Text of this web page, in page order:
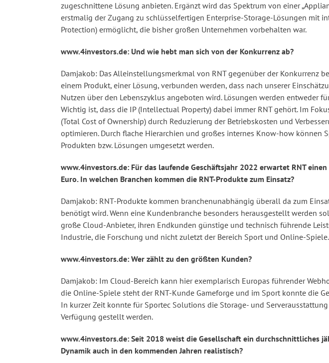
zugeschnittene Lösung anbieten. Ergänzt wird das Spektrum von einer
erstmalig der Zugang zu schlüsselfertigen Enterprise-Storage-Lösungen mit
Protection) ermöglicht, die bisher großen Unternehmen vorbehalten war.
www.4investors.de: Und wie hebt man sich von der Konkurrenz ab?
Damjakob: Das Alleinstellungsmerkmal von RNT gegenüber der Konkurrenz
einem Produkt, einer Lösung, verbunden werden, dass nach unserer
Nutzen über den Lebenszyklus angeboten wird. Lösungen werden entweder
Wichtig ist, dass die IP (Intellectual Property) dabei immer RNT gehört. Im
(Total Cost of Ownership) durch Reduzierung der Betriebskosten und
optimieren. Durch flache Hierarchien und großes internes Know-how
Produkten bzw. Lösungen umgesetzt werden.
www.4investors.de: Für das laufende Geschäftsjahr 2022 erwartet RNT
Euro. In welchen Branchen kommen die RNT-Produkte zum Einsatz?
Damjakob: RNT-Produkte kommen branchenunabhängig überall da zum
benötigt wird. Wenn eine Kundenbranche besonders herausgestellt werden
große Cloud-Anbieter, ihren Endkunden günstige und technisch führende
Industrie, die Forschung und nicht zuletzt der Bereich Sport und Online-Spiele.
www.4investors.de: Wer zählt zu den größten Kunden?
Damjakob: Im Cloud-Bereich kann hier exemplarisch Europas führender
die Online-Spiele steht der RNT-Kunde Gameforge und im Sport konnte die
In kurzer Zeit konnte für Sportec Solutions die Storage- und
Verfügung gestellt werden.
www.4investors.de: Seit 2018 weist die Gesellschaft ein durchschnittliches
Dynamik auch in den kommenden Jahren realistisch?